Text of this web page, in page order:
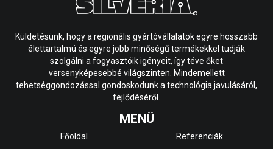
Küldetésünk, hogy a regionális gyártóvállalatok egyre hosszabb
élettartalmú és egyre jobb minőségű termékekkel tudják
szolgálni a fogyasztóik igényeit, így téve őket
versenyképesebbé világszinten. Mindemellett
tehetséggondozással gondoskodunk a technológia javulásáról,
fejlődéséről.
MENÜ
Főoldal
Referenciák